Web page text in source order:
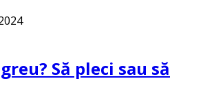
Să pleci sau să